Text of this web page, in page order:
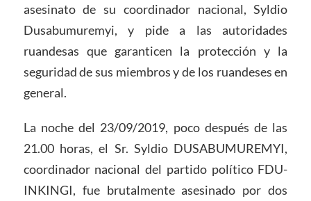
asesinato de su coordinador nacional, Syldio
Dusabumuremyi, y pide a las autoridades
ruandesas que garanticen la protección y la
seguridad de sus miembros y de los ruandeses en
general.
La noche del 23/09/2019, poco después de las
21.00 horas, el Sr. Syldio DUSABUMUREMYI,
coordinador nacional del partido político FDU-
INKINGI, fue brutalmente asesinado por dos